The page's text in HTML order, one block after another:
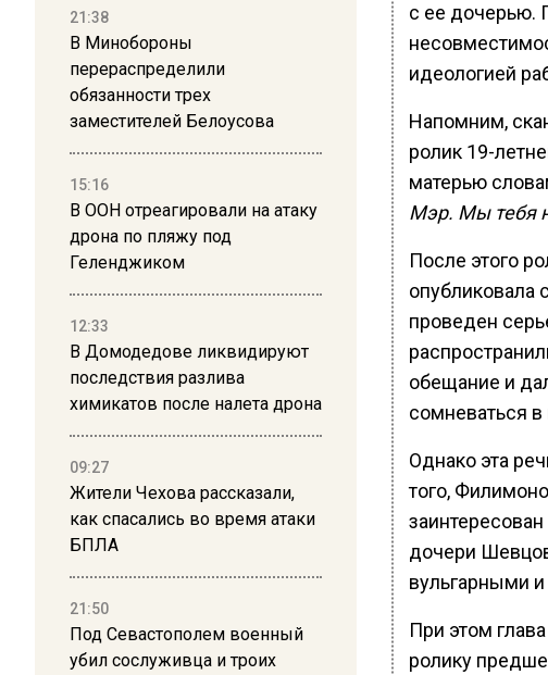
21:38
В Минобороны
перераспределили
обязанности трех
заместителей Белоусова
15:16
В ООН отреагировали на атаку
дрона по пляжу под
Геленджиком
12:33
В Домодедове ликвидируют
последствия разлива
химикатов после налета дрона
09:27
Жители Чехова рассказали,
как спасались во время атаки
БПЛА
21:50
Под Севастополем военный
убил сослуживца и троих
с ее дочерью.
идеологией
Напомним,
ролик 19-
матерью
Мэр. Мы тебя
После этого
опубликовала
проведен
обещание и
сомневаться в
Однако эта
того,
дочери
вульгарными
При этом
ролику